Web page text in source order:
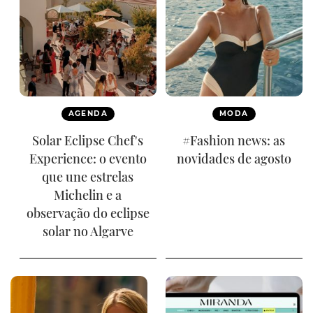
AGENDA
Solar Eclipse Chef's
Experience: o evento
que une estrelas
Michelin e a
observação do eclipse
solar no Algarve
MODA
#Fashion news: as
novidades de agosto